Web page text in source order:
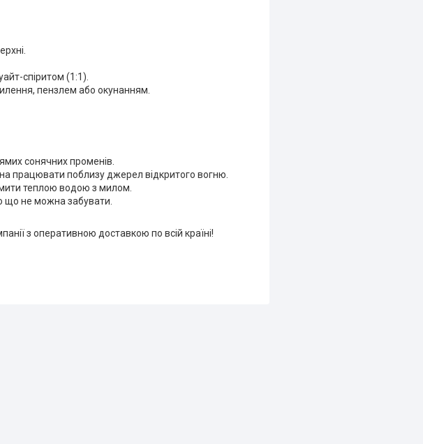
спіритом (1:1).
пензлем або окунанням.
сонячних променів.
працювати поблизу джерел відкритого вогню.
теплою водою з милом.
що не можна забувати.
з оперативною доставкою по всій країні!